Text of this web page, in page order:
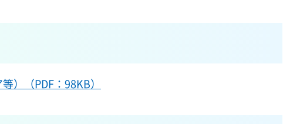
）（PDF：98KB）